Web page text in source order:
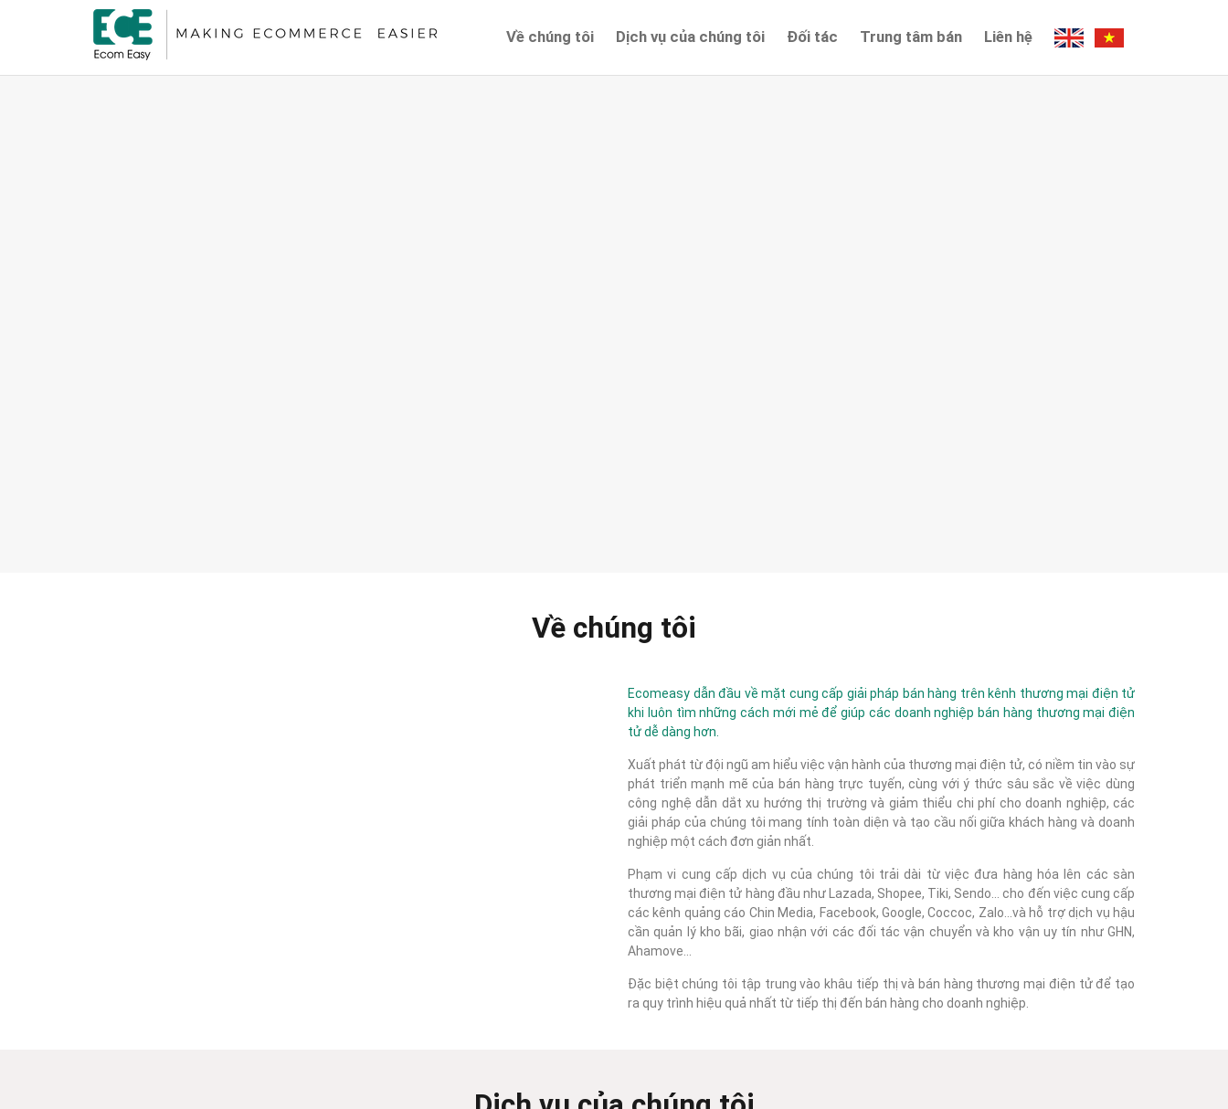
Về chúng tôi Dịch vụ của chúng tôi Đối tác Trung tâm bán Liên hệ
Về chúng tôi
Ecomeasy dẫn đầu về mặt cung cấp giải pháp bán hàng trên kênh thương mại điện tử
khi luôn tìm những cách mới mẻ để giúp các doanh nghiệp bán hàng thương mại điện
tử dễ dàng hơn.
Xuất phát từ đội ngũ am hiểu việc vận hành của thương mại điện tử, có niềm tin vào sự
phát triển mạnh mẽ của bán hàng trực tuyến, cùng với ý thức sâu sắc về việc dùng
công nghệ dẫn dắt xu hướng thị trường và giảm thiểu chi phí cho doanh nghiệp, các
giải pháp của chúng tôi mang tính toàn diện và tạo cầu nối giữa khách hàng và doanh
nghiệp một cách đơn giản nhất.
Phạm vi cung cấp dịch vụ của chúng tôi trải dài từ việc đưa hàng hóa lên các sàn
thương mại điện tử hàng đầu như Lazada, Shopee, Tiki, Sendo... cho đến việc cung cấp
các kênh quảng cáo Chin Media, Facebook, Google, Coccoc, Zalo...và hỗ trợ dịch vụ hậu
cần quản lý kho bãi, giao nhận với các đối tác vận chuyển và kho vận uy tín như GHN,
Ahamove...
Đặc biệt chúng tôi tập trung vào khâu tiếp thị và bán hàng thương mại điện tử để tạo
ra quy trình hiệu quả nhất từ tiếp thị đến bán hàng cho doanh nghiệp.